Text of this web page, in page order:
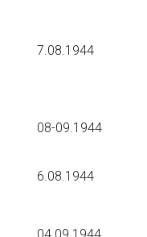
7.08.1944
08-09.1944
6.08.1944